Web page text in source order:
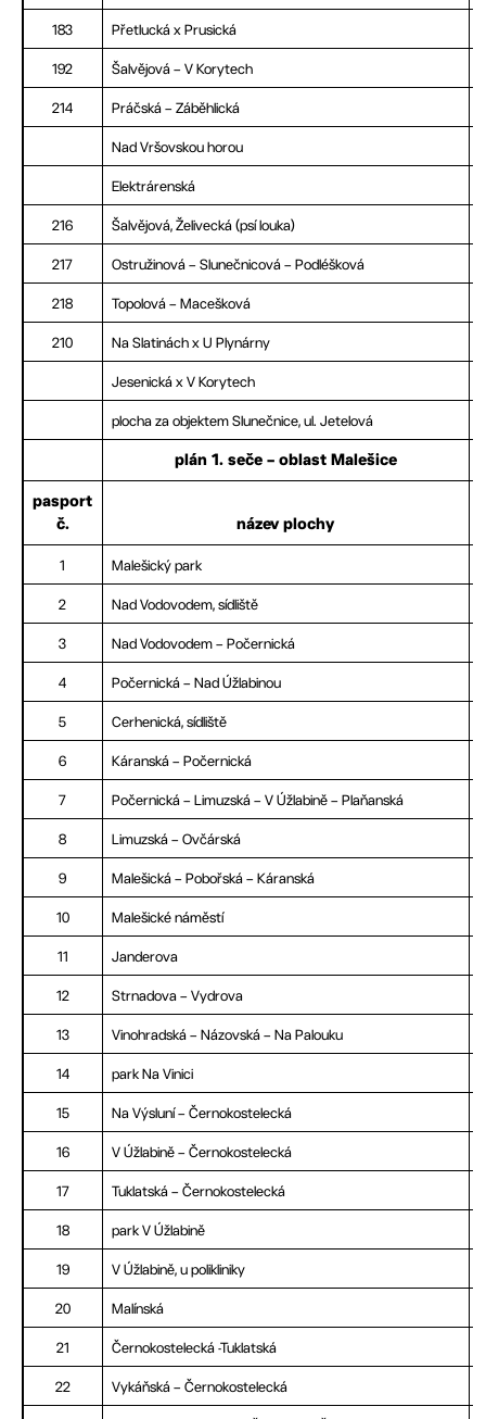
183 Přetlucká x Prusická
192 Šalvějová – V Korytech
214 Práčská – Záběhlická
Nad Vršovskou horou
Elektrárenská
216 Šalvějová, Želivecká (psí louka)
217 Ostružinová – Slunečnicová – Podléšková
218 Topolová – Macešková
210 Na Slatinách x U Plynárny
Jesenická x V Korytech
plocha za objektem Slunečnice, ul. Jetelová
plán 1. seče – oblast Malešice
pasport
č.
název plochy
1 Malešický park
2 Nad Vodovodem, sídliště
3 Nad Vodovodem – Počernická
4 Počernická – Nad Úžlabinou
5 Cerhenická, sídliště
6 Káranská – Počernická
7 Počernická – Limuzská – V Úžlabině – Plaňanská
8 Limuzská – Ovčárská
9 Malešická – Pobořská – Káranská
10 Malešické náměstí
11 Janderova
12 Strnadova – Vydrova
13 Vinohradská – Názovská – Na Palouku
14 park Na Vinici
15 Na Výsluní – Černokostelecká
16 V Úžlabině – Černokostelecká
17 Tuklatská – Černokostelecká
18 park V Úžlabině
19 V Úžlabině, u polikliniky
20 Malínská
21 Černokostelecká -Tuklatská
22 Vykáňská – Černokostelecká